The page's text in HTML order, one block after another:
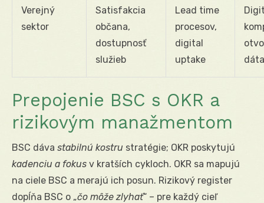
Verejný
sektor
Satisfakcia
občana,
dostupnosť
služieb
Lead time
procesov,
digital
uptake
dáta
Prepojenie BSC s OKR a
rizikovým manažmentom
BSC dáva stabilnú kostru stratégie; OKR poskytujú
kadenciu a fokus v kratších cykloch. OKR sa mapujú
na ciele BSC a merajú ich posun. Rizikový register
dopĺňa BSC o „čo môže zlyhať“ – pre každý cieľ